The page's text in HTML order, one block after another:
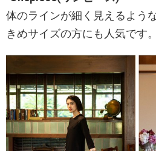
体のラインが細く見えるよう
きめサイズの方にも人気です。